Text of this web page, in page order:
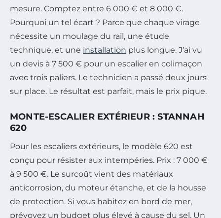
mesure. Comptez entre 6 000 € et 8 000 €.
Pourquoi un tel écart ? Parce que chaque virage
nécessite un moulage du rail, une étude
technique, et une installation plus longue. J’ai vu
un devis à 7 500 € pour un escalier en colimaçon
avec trois paliers. Le technicien a passé deux jours
sur place. Le résultat est parfait, mais le prix pique.
MONTE-ESCALIER EXTÉRIEUR : STANNAH
620
Pour les escaliers extérieurs, le modèle 620 est
conçu pour résister aux intempéries. Prix : 7 000 €
à 9 500 €. Le surcoût vient des matériaux
anticorrosion, du moteur étanche, et de la housse
de protection. Si vous habitez en bord de mer,
prévoyez un budget plus élevé à cause du sel. Un